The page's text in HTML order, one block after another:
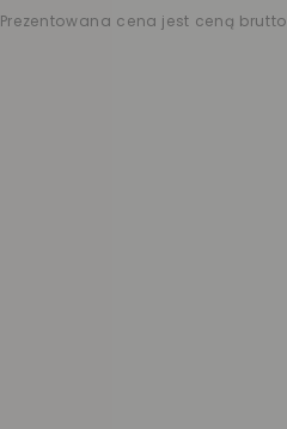
Prezentowana cena jest ceną brutto